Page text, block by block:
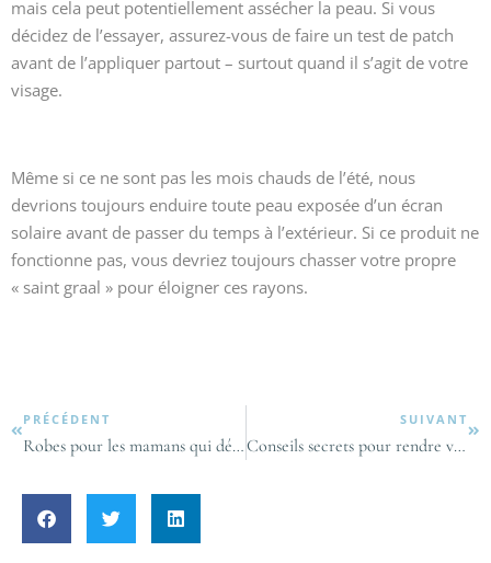
mais cela peut potentiellement assécher la peau. Si vous
décidez de l’essayer, assurez-vous de faire un test de patch
avant de l’appliquer partout – surtout quand il s’agit de votre
visage.
Même si ce ne sont pas les mois chauds de l’été, nous
devrions toujours enduire toute peau exposée d’un écran
solaire avant de passer du temps à l’extérieur. Si ce produit ne
fonctionne pas, vous devriez toujours chasser votre propre
« saint graal » pour éloigner ces rayons.
PRÉCÉDENT
Robes pour les mamans qui détestent le haut de leurs bras
SUIVANT
Conseils secrets pour rendre votre mariage moderne au 21e siècle